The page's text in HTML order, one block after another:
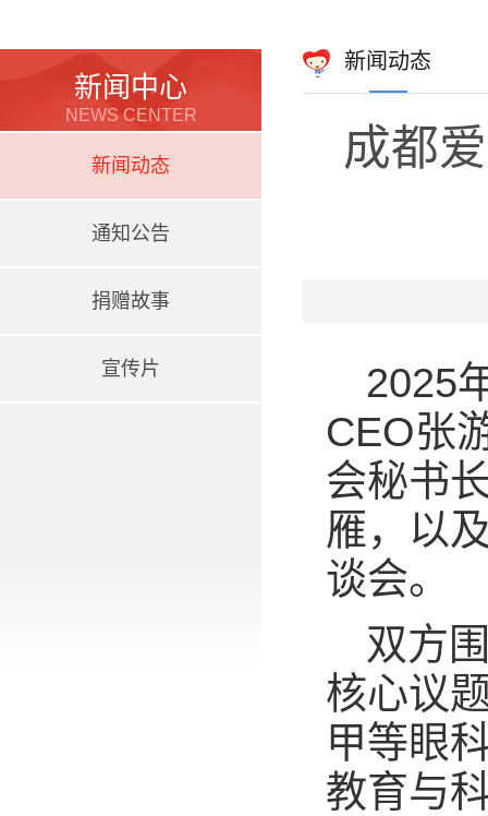
新闻中心
NEWS CENTER
新闻动态
通知公告
捐赠故事
宣传片
新闻动态
成都
2025
CEO张
会秘书
雁，以
谈会。
双方
核心议
甲等眼
教育与